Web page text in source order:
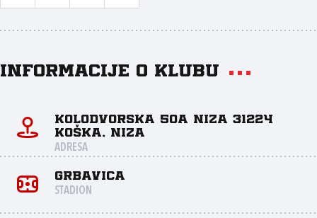
Informacije o klubu
Kolodvorska 50a Niza 31224
Koška, Niza
ADRESA
Grbavica
STADION